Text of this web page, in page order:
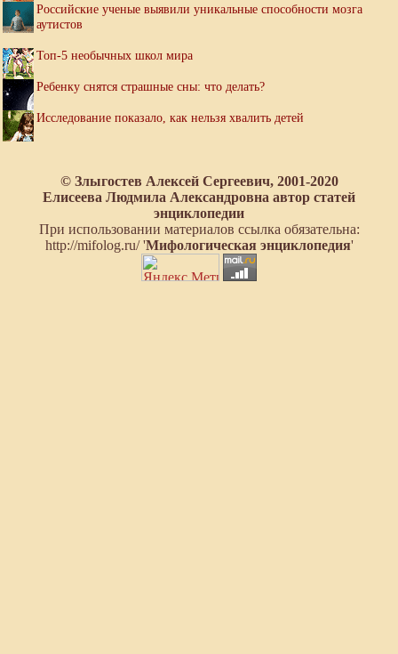
Российские ученые выявили уникальные способности мозга
аутистов
Топ-5 необычных школ мира
Ребенку снятся страшные сны: что делать?
Исследование показало, как нельзя хвалить детей
© Злыгостев Алексей Сергеевич, 2001-2020
Елисеева Людмила Александровна автор статей
энциклопедии
При использовании материалов ссылка обязательна:
http://mifolog.ru/ 'Мифологическая энциклопедия'